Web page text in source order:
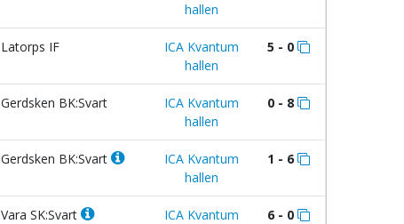
hallen
Latorps IF
ICA Kvantum
hallen
5 - 0
Gerdsken BK:Svart
ICA Kvantum
hallen
0 - 8
Gerdsken BK:Svart
ICA Kvantum
hallen
1 - 6
Vara SK:Svart
ICA Kvantum
6 - 0